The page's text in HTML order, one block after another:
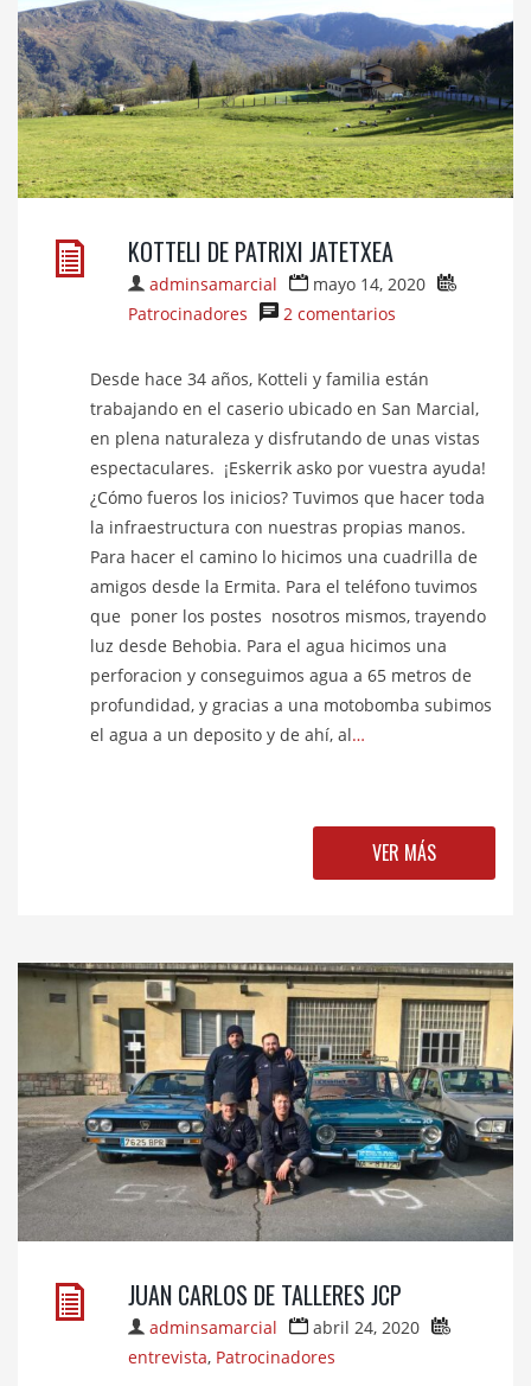
KOTTELI DE PATRIXI JATETXEA
adminsamarcial
mayo 14, 2020
Patrocinadores
2 comentarios
Desde hace 34 años, Kotteli y familia están
trabajando en el caserio ubicado en San Marcial,
en plena naturaleza y disfrutando de unas vistas
espectaculares. ¡Eskerrik asko por vuestra ayuda!
¿Cómo fueros los inicios? Tuvimos que hacer toda
la infraestructura con nuestras propias manos.
Para hacer el camino lo hicimos una cuadrilla de
amigos desde la Ermita. Para el teléfono tuvimos
que poner los postes nosotros mismos, trayendo
luz desde Behobia. Para el agua hicimos una
perforacion y conseguimos agua a 65 metros de
profundidad, y gracias a una motobomba subimos
el agua a un deposito y de ahí, al…
VER MÁS
JUAN CARLOS DE TALLERES JCP
adminsamarcial
abril 24, 2020
entrevista, Patrocinadores